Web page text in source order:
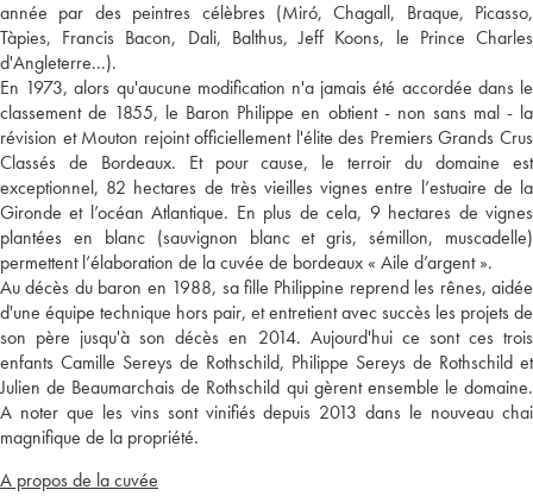
année par des peintres célèbres (Miró, Chagall, Braque, Picasso,
Tàpies, Francis Bacon, Dali, Balthus, Jeff Koons, le Prince Charles
d'Angleterre...).
En 1973, alors qu'aucune modification n'a jamais été accordée dans le
classement de 1855, le Baron Philippe en obtient - non sans mal - la
révision et Mouton rejoint officiellement l'élite des Premiers Grands Crus
Classés de Bordeaux. Et pour cause, le terroir du domaine est
exceptionnel, 82 hectares de très vieilles vignes entre l’estuaire de la
Gironde et l’océan Atlantique. En plus de cela, 9 hectares de vignes
plantées en blanc (sauvignon blanc et gris, sémillon, muscadelle)
permettent l’élaboration de la cuvée de bordeaux « Aile d’argent ».
Au décès du baron en 1988, sa fille Philippine reprend les rênes, aidée
d'une équipe technique hors pair, et entretient avec succès les projets de
son père jusqu'à son décès en 2014. Aujourd'hui ce sont ces trois
enfants Camille Sereys de Rothschild, Philippe Sereys de Rothschild et
Julien de Beaumarchais de Rothschild qui gèrent ensemble le domaine.
A noter que les vins sont vinifiés depuis 2013 dans le nouveau chai
magnifique de la propriété.
A propos de la cuvée